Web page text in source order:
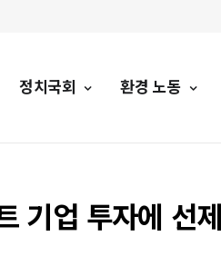
정치국회 환경 노동
기업 투자에 선